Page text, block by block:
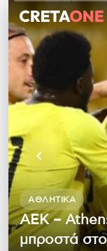
ΑΘΛΗΤΙΚΆ
ΑΕΚ –
μπροστά